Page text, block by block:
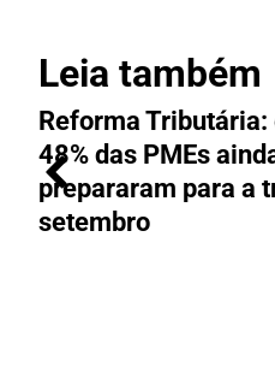
Leia também
Reforma
48% das PMEs
prepararam para a
setembro